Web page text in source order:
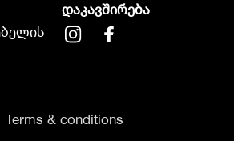
დაკავშირება
Terms & conditions